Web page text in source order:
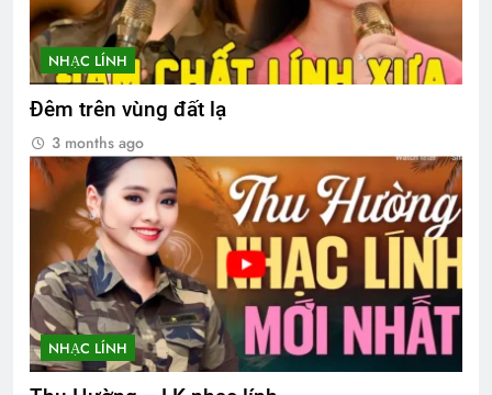
NHẠC LÍNH
Đêm trên vùng đất lạ
3 months ago
NHẠC LÍNH